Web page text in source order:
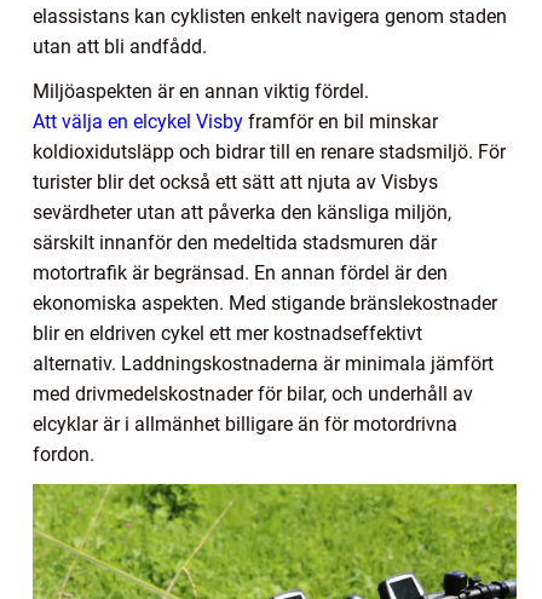
elassistans kan cyklisten enkelt navigera genom staden
utan att bli andfådd.
Miljöaspekten är en annan viktig fördel.
Att välja en elcykel Visby framför en bil minskar
koldioxidutsläpp och bidrar till en renare stadsmiljö. För
turister blir det också ett sätt att njuta av Visbys
sevärdheter utan att påverka den känsliga miljön,
särskilt innanför den medeltida stadsmuren där
motortrafik är begränsad. En annan fördel är den
ekonomiska aspekten. Med stigande bränslekostnader
blir en eldriven cykel ett mer kostnadseffektivt
alternativ. Laddningskostnaderna är minimala jämfört
med drivmedelskostnader för bilar, och underhåll av
elcyklar är i allmänhet billigare än för motordrivna
fordon.